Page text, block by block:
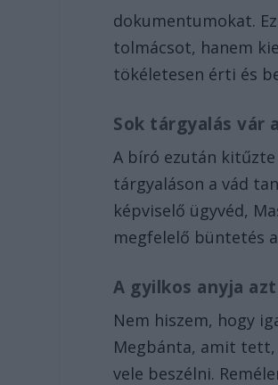
dokumentumokat.
tolmácsot, hanem
tökéletesen érti és
Sok tárgyalás vár
A bíró ezután
tárgyaláson a vád
képviselő ügyvéd,
megfelelő büntetés
A gyilkos anyja
Nem hiszem, hogy
Megbánta, amit
vele beszélni.